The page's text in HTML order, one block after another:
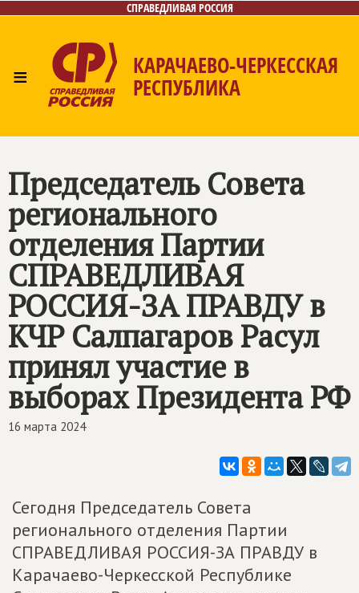
СПРАВЕДЛИВАЯ РОССИЯ
≡ КАРАЧАЕВО-ЧЕРКЕССКАЯ
РЕСПУБЛИКА
Председатель Совета
регионального
отделения Партии
СПРАВЕДЛИВАЯ
РОССИЯ-ЗА ПРАВДУ в
КЧР Салпагаров Расул
принял участие в
выборах Президента РФ
16 марта 2024
Сегодня Председатель Совета
регионального отделения Партии
СПРАВЕДЛИВАЯ РОССИЯ-ЗА ПРАВДУ в
Карачаево-Черкесской Республике